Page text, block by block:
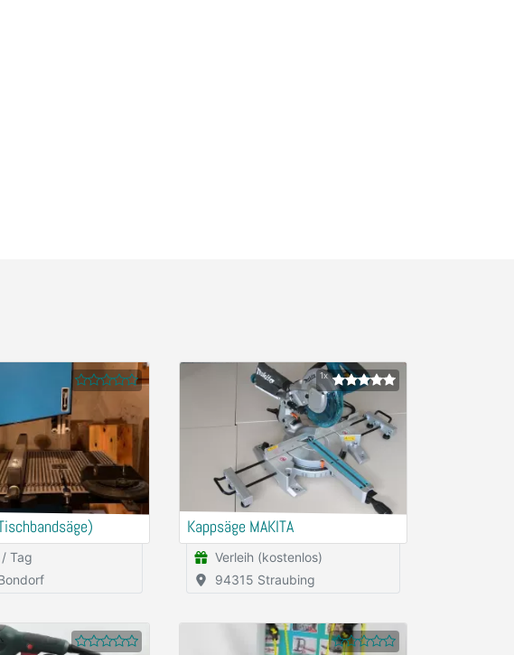
/ Tag
1x
Kappsäge MAKITA
Verleih (kostenlos)
94315 Straubing